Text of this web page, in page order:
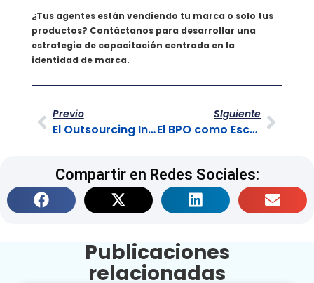
¿Tus agentes están vendiendo tu marca o solo tus
productos? Contáctanos para desarrollar una
estrategia de capacitación centrada en la
identidad de marca.
Previo
El Outsourcing Inbound vs. Outbound : Maximizando la Eficiencia de Contacto
SIguiente
El BPO como Escudo contra Interrupciones Operativas
Compartir en Redes Sociales:
Publicaciones
relacionadas